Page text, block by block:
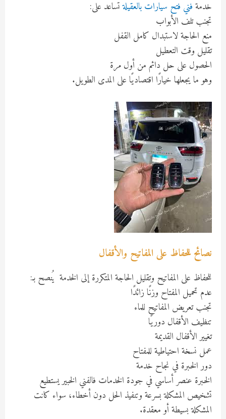
خدمةفني فتح سيارات بالعقيلةتساعد على:
تجنب تلف الأبواب
منع الحاجة لاستبدال كامل القفل
تقليل وقت التعطيل
الحصول على حل دائم من أول مرة
وهو ما يجعلها خيارًا اقتصاديًا على المدى الطويل.
نصائح للحفاظ على المفاتيح والأقفال
للحفاظ على المفاتيح وتقليل الحاجة المتكررة إلى الخدمة يُنصح بـ:
عدم تحميل المفتاح وزنًا زائدًا
تجنب تعريض المفاتيح للماء
تنظيف الأقفال دوريًا
تغيير الأقفال القديمة
عمل نسخة احتياطية للمفتاح
دور الخبرة في نجاح خدمة
الخبرة عنصر أساسي في جودة الخدمات فالفني الخبير يستطيع
تشخيص المشكلة بسرعة وتنفيذ الحل دون أخطاء، سواء كانت
المشكلة بسيطة أو معقدة.